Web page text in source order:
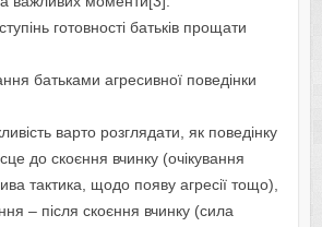
готовності батьків прощати
батьками агресивної поведінки
варто розглядати, як поведінку
до скоєння вчинку (очікування
тактика, щодо появу агресії тощо),
– після скоєння вчинку (сила